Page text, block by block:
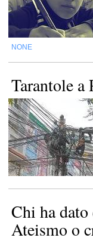
NONE
Tarantole a
Chi ha
Ateismo o